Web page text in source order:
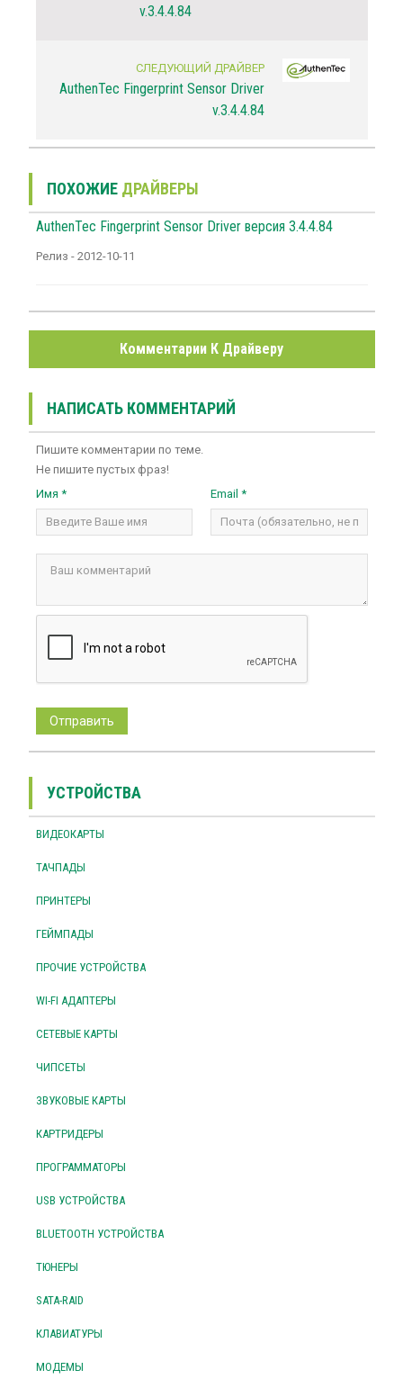
v.3.4.4.84
СЛЕДУЮЩИЙ ДРАЙВЕР
AuthenTec Fingerprint Sensor Driver
v.3.4.4.84
ПОХОЖИЕ ДРАЙВЕРЫ
AuthenTec Fingerprint Sensor Driver версия 3.4.4.84
Релиз - 2012-10-11
Комментарии К Драйверу
НАПИСАТЬ КОММЕНТАРИЙ
Пишите комментарии по теме.
Не пишите пустых фраз!
Имя *
Email *
УСТРОЙСТВА
ВИДЕОКАРТЫ
ТАЧПАДЫ
ПРИНТЕРЫ
ГЕЙМПАДЫ
ПРОЧИЕ УСТРОЙСТВА
WI-FI АДАПТЕРЫ
СЕТЕВЫЕ КАРТЫ
ЧИПСЕТЫ
ЗВУКОВЫЕ КАРТЫ
КАРТРИДЕРЫ
ПРОГРАММАТОРЫ
USB УСТРОЙСТВА
BLUETOOTH УСТРОЙСТВА
ТЮНЕРЫ
SATA-RAID
КЛАВИАТУРЫ
МОДЕМЫ